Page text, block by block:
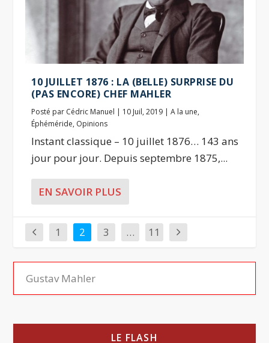
10 JUILLET 1876 : LA (BELLE) SURPRISE DU
(PAS ENCORE) CHEF MAHLER
Posté par Cédric Manuel | 10 Juil, 2019 |A la une,
Éphéméride, Opinions
Instant classique – 10 juillet 1876… 143 ans
jour pour jour. Depuis septembre 1875,...
EN SAVOIR PLUS
1 2 3 … 11
LE FLASH